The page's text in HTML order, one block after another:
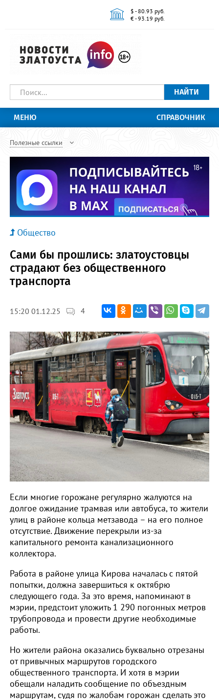
$ - 80.93 руб.
€ - 93.19 руб.
НАЙТИ
МЕНЮ СПРАВОЧНИК
Полезные ссылки
Общество
Сами бы прошлись: златоустовцы
страдают без общественного
транспорта
15:20 01.12.25 4
Если многие горожане регулярно жалуются на
долгое ожидание трамвая или автобуса, то жители
улиц в районе кольца метзавода – на его полное
отсутствие. Движение перекрыли из-за
капитального ремонта канализационного
коллектора.
Работа в районе улица Кирова началась с пятой
попытки, должна завершиться к октябрю
следующего года. За это время, напоминают в
мэрии, предстоит уложить 1 290 погонных метров
трубопровода и провести другие необходимые
работы.
Но жители района оказались буквально отрезаны
от привычных маршрутов городского
общественного транспорта. И хотя в мэрии
обещали наладить сообщение по объездным
маршрутам, судя по жалобам горожан сделать это